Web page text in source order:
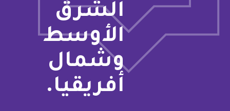
الشرق
الأوسط
وشمال
أفريقيا.